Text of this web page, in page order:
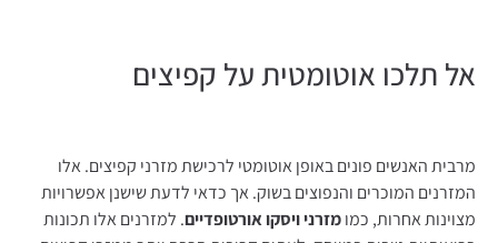
אל תלכו אוטומטית על קפיצים
מרבית האנשים פונים באופן אוטומטי לרכישת מזרני קפיצים. אלו
המזרנים המוכרים והנפוצים בשוק. אך כדאי לדעת שישנן אפשרויות
מצוינות אחרות, כמומזרני ויסקו אורטופדיים. למזרנים אלו תכונות